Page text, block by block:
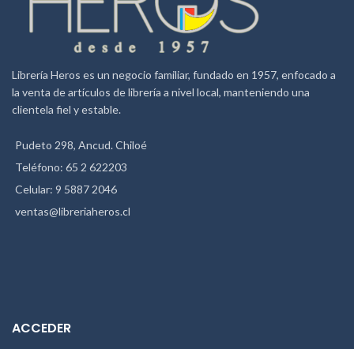
Librería Heros es un negocio familiar, fundado en 1957, enfocado a
la venta de artículos de librería a nivel local, manteniendo una
clientela fiel y estable.
Pudeto 298, Ancud. Chiloé
Teléfono: 65 2 622203
Celular: 9 5887 2046
ventas@libreriaheros.cl
ACCEDER